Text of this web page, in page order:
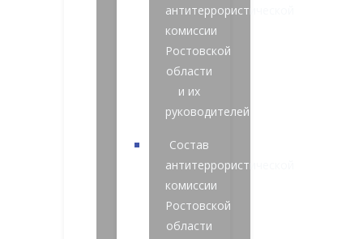
антитеррористической
комиссии
Ростовской
области
и их
руководителей
Состав
антитеррористической
комиссии
Ростовской
области